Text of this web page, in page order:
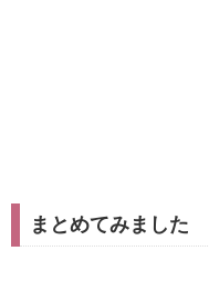
まとめてみました